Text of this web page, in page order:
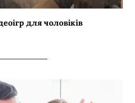
для чоловіків